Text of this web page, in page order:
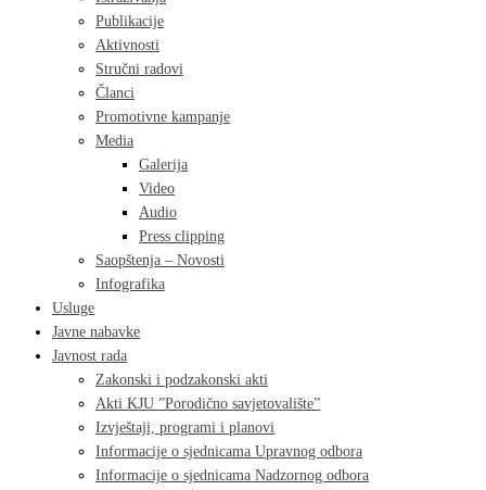
Publikacije
Aktivnosti
Stručni radovi
Članci
Promotivne kampanje
Media
Galerija
Video
Audio
Press clipping
Saopštenja – Novosti
Infografika
Usluge
Javne nabavke
Javnost rada
Zakonski i podzakonski akti
Akti KJU ”Porodično savjetovalište”
Izvještaji, programi i planovi
Informacije o sjednicama Upravnog odbora
Informacije o sjednicama Nadzornog odbora